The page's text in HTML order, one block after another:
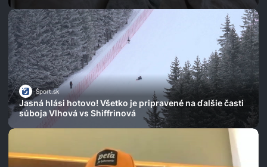
Šport.sk
Jasná hlási hotovo! Všetko je pripravené na ďalšie časti
súboja Vlhová vs Shiffrinová